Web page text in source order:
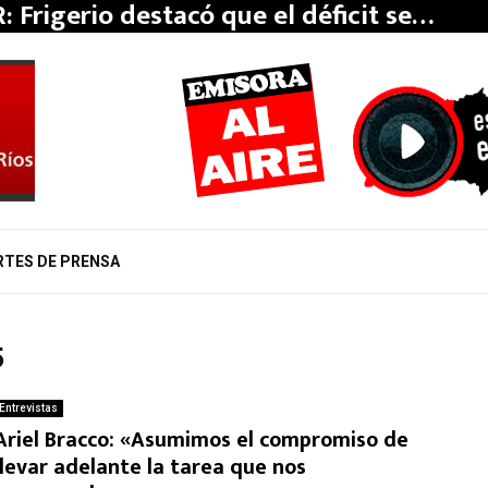
Frigerio destacó que el déficit se…
DE PRENSA
Entrevistas
Bracco: «Asumimos el compromiso de
adelante la tarea que nos